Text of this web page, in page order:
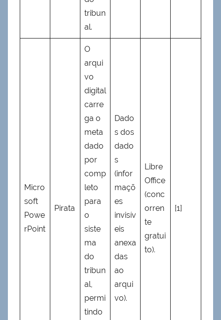
tribun
al.
Micro
soft
Powe
rPoint
Pirata
O
arqui
vo
digital
carre
ga o
meta
dado
por
comp
leto
para
o
siste
ma
do
tribun
al,
permi
tindo
Dado
s dos
dado
s
(infor
maçõ
es
invisív
eis
anexa
das
ao
arqui
vo).
Libre
Office
(conc
orren
te
gratui
to).
[1]